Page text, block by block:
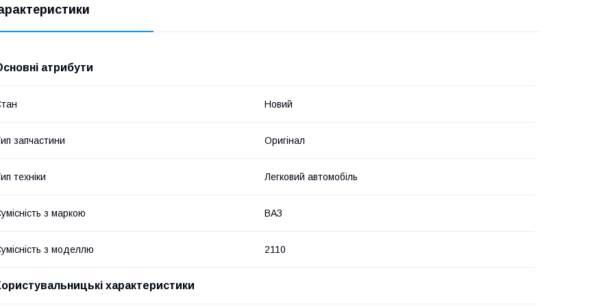
атрибути
Новий
запчастини Оригінал
техніки Легковий автомобіль
з маркою ВАЗ
з моделлю 2110
характеристики